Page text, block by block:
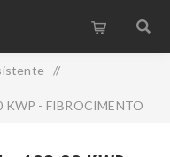
/
KWP - FIBROCIMENTO